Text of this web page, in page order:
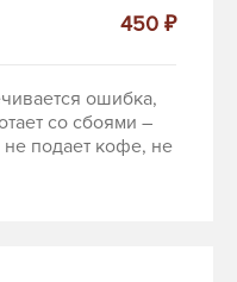
450 ₽
ошибка,
со сбоями –
подает кофе, не